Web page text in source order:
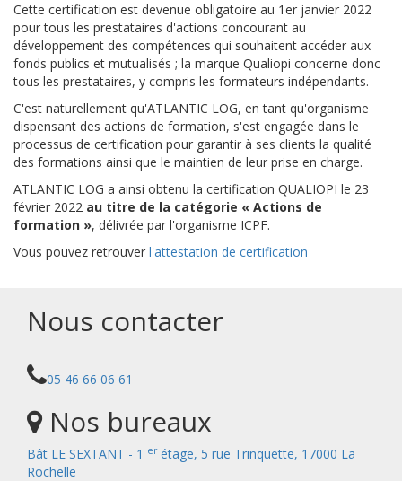
Cette certification est devenue obligatoire au 1er janvier 2022
pour tous les prestataires d'actions concourant au
développement des compétences qui souhaitent accéder aux
fonds publics et mutualisés ; la marque Qualiopi concerne donc
tous les prestataires, y compris les formateurs indépendants.
C'est naturellement qu'ATLANTIC LOG, en tant qu'organisme
dispensant des actions de formation, s'est engagée dans le
processus de certification pour garantir à ses clients la qualité
des formations ainsi que le maintien de leur prise en charge.
ATLANTIC LOG a ainsi obtenu la certification QUALIOPI le 23
février 2022 au titre de la catégorie « Actions de
formation », délivrée par l'organisme ICPF.
Vous pouvez retrouver l'attestation de certification
Nous contacter
05 46 66 06 61
Nos bureaux
Bât LE SEXTANT - 1 erétage, 5 rue Trinquette, 17000 La
Rochelle